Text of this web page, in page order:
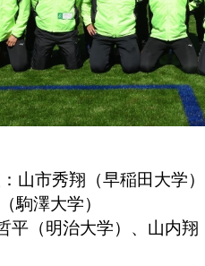
山市秀翔（早稲田大学
駒澤大学）
平（明治大学）、山内